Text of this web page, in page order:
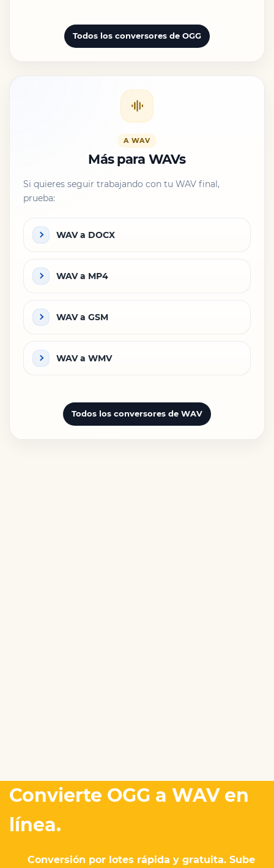
Todos los conversores de OGG
A WAV
Más para WAVs
Si quieres seguir trabajando con tu WAV final,
prueba:
WAV a DOCX
WAV a MP4
WAV a GSM
WAV a WMV
Todos los conversores de WAV
Convierte OGG a WAV en
línea.
Conversión por lotes rápida y gratuita. Sube